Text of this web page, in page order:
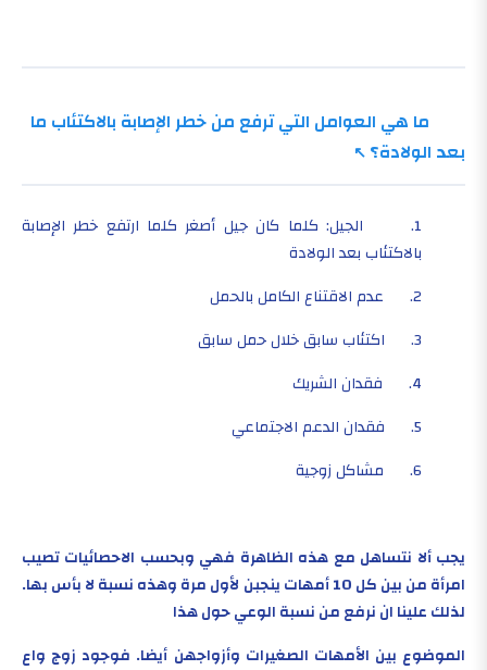
ما هي العوامل التي ترفع من خطر الإصابة بالاكتئاب ما
بعد الولادة؟
1. الجيل: كلما كان جيل أصغر كلما ارتفع خطر الإصابة
بالاكتئاب بعد الولادة
2. عدم الاقتناع الكامل بالحمل
3. اكتئاب سابق خلال حمل سابق
4. فقدان الشريك
5. فقدان الدعم الاجتماعي
6. مشاكل زوجية
يجب ألا نتساهل مع هذه الظاهرة فهي وبحسب الاحصائيات تصيب
امرأة من بين كل 10 أمهات ينجبن لأول مرة وهذه نسبة لا بأس بها.
لذلك علينا ان نرفع من نسبة الوعي حول هذا
الموضوع بين الأمهات الصغيرات وأزواجهن أيضا. فوجود زوج واع